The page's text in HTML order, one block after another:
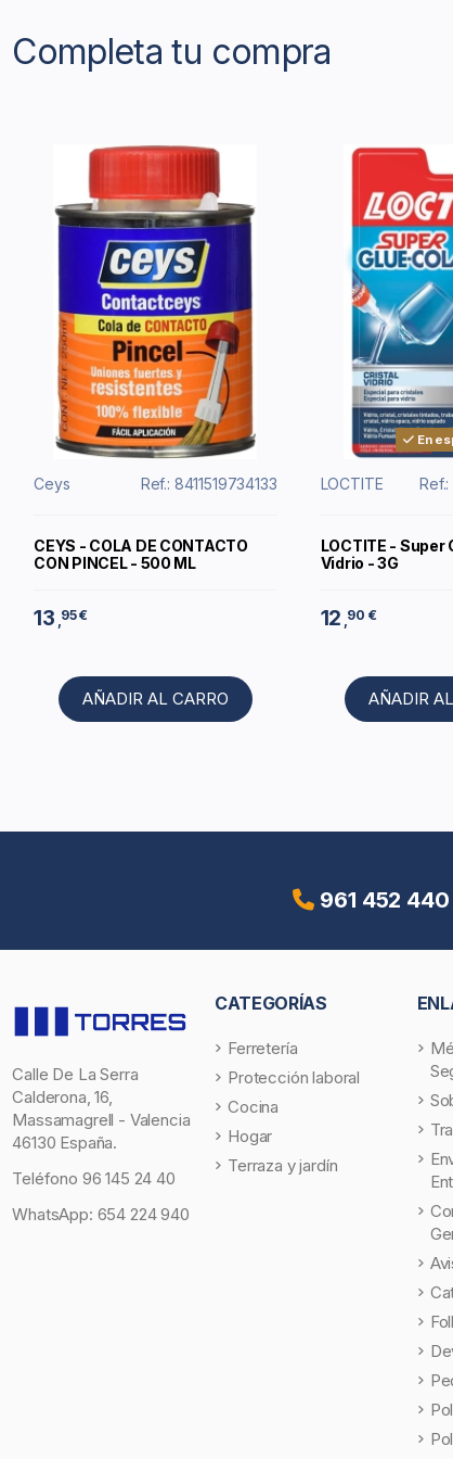
Completa tu compra
Ceys Ref.: 8411519734133
CEYS - COLA DE CONTACTO
CON PINCEL - 500 ML
13 ,95 €
AÑADIR AL CARRO
En
LOCTITE
LOCTITE - Super
Vidrio - 3G
12 ,90 €
AÑADIR
961 452 440
Calle De La Serra
Calderona, 16,
Massamagrell - Valencia
46130 España.
Teléfono 96 145 24 40
WhatsApp: 654 224 940
CATEGORÍAS
Ferretería
Protección laboral
Cocina
Hogar
Terraza y jardín